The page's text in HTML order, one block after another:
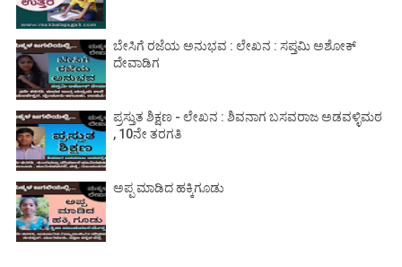
ಬೇಸಿಗೆ ರಜೆಯ ಅನುಭವ : ಲೇಖನ : ಸಪ್ತಮಿ ಅಶೋಕ್
ದೇವಾಡಿಗ
ಪ್ರಸ್ತುತ ಶಿಕ್ಷಣ - ಲೇಖನ : ಶಿವನಾಗ ಬಸವರಾಜ ಅಡವಳ್ಳಿಮಠ
, 10ನೇ ತರಗತಿ
ಅಪ್ಪ ಮಾಡಿದ ಹಕ್ಕಿಗೂಡು